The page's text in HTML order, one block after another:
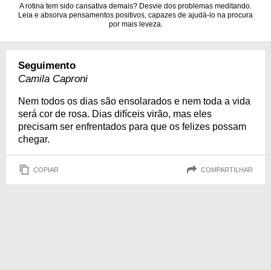
A rotina tem sido cansativa demais? Desvie dos problemas meditando.
Leia e absorva pensamentos positivos, capazes de ajudá-lo na procura
por mais leveza.
Seguimento
Camila Caproni
Nem todos os dias são ensolarados e nem toda a vida
será cor de rosa. Dias difíceis virão, mas eles
precisam ser enfrentados para que os felizes possam
chegar.
COPIAR COMPARTILHAR